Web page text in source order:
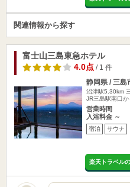
関連情報から探す
富士山三島東急ホテル
4.0点/ 1 件
静岡県 / 三島
沼津駅5.30km
JR三島駅南口
営業時間
入浴料金 ～
宿泊 サウナ
楽天トラベル